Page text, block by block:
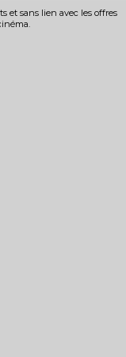
et sans lien avec les offres